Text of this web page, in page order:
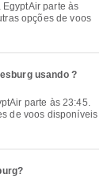
opções de voos
usando ?
de voos disponíveis